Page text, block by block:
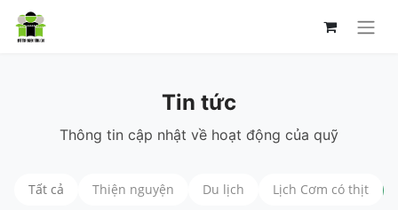
Tin tức
Thông tin cập nhật về hoạt động của quỹ
Tất cả Thiện nguyện Du lịch Lịch Cơm có thịt